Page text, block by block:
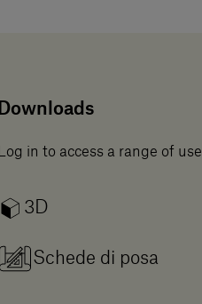
Downloads
Log in to access a range of
3D
Schede di posa